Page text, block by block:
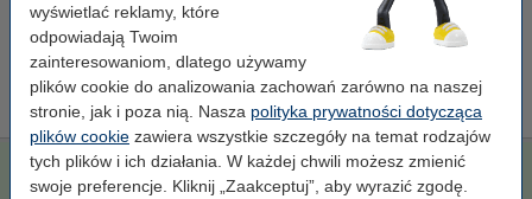
wyświetlać reklamy, które
odpowiadają Twoim
zainteresowaniom, dlatego używamy
plików cookie do analizowania zachowań zarówno na naszej
stronie, jak i poza nią. Nasza polityka prywatności dotycząca
plików cookie zawiera wszystkie szczegóły na temat rodzajów
tych plików i ich działania. W każdej chwili możesz zmienić
swoje preferencje. Kliknij „Zaakceptuj”, aby wyrazić zgodę.
Kliknij i sprawdź całą specyfikacje
Ten produkt został wycofany
Promocja: Komplet tuszów do serii 8R7661/62/63 + 8R7994
(czarny, zwiększona pojemność + 3 kolory)